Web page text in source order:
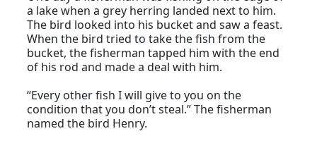
a lake when a grey herring landed next to him.
The bird looked into his bucket and saw a feast.
When the bird tried to take the fish from the
bucket, the fisherman tapped him with the end
of his rod and made a deal with him.
“Every other fish I will give to you on the
condition that you don’t steal.” The fisherman
named the bird Henry.